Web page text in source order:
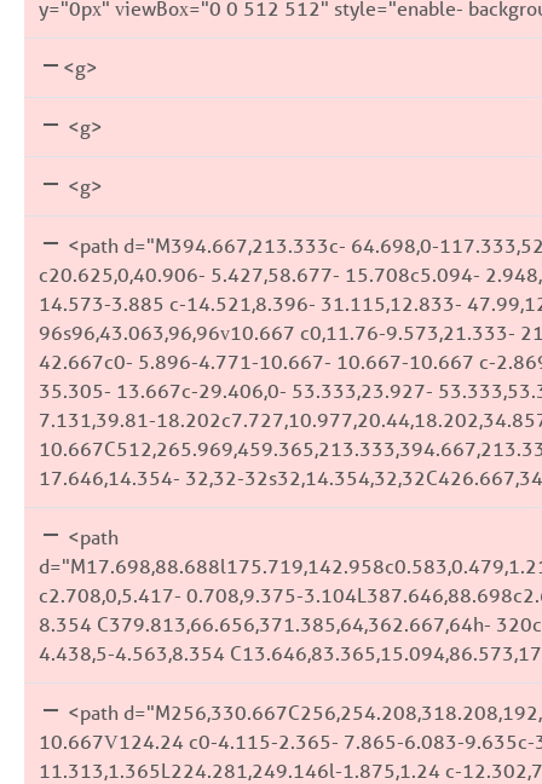
y="0px" viewBox="0 0 512 512" style="enable-
<g>
<g>
<g>
<path d="M394.667,213.333c- 64.698,0-
c20.625,0,40.906- 5.427,58.677- 15.708c5.094-
14.573-3.885 c-14.521,8.396- 31.115,12.833-
96s96,43.063,96,96v10.667 c0,11.76-9.573,21.333-
42.667c0- 5.896-4.771-10.667- 10.667-10.667 c-
35.305- 13.667c-29.406,0- 53.333,23.927-
7.131,39.81-
17.646,14.354- 32,32-
<path
c2.708,0,5.417- 0.708,9.375-
8.354 C379.813,66.656,371.385,64,362.667,64h-
4.438,5-4.563,8.354
<path
10.667V124.24 c0-4.115-2.365- 7.865-6.083-
11.313,1.365L224.281,249.146l-1.875,1.24 c-